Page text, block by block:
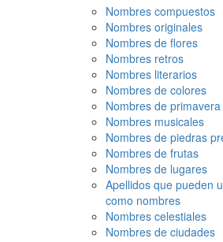
Nombres compuestos
Nombres originales
Nombres de flores
Nombres retros
Nombres literarios
Nombres de colores
Nombres de primavera
Nombres musicales
Nombres de piedras
Nombres de frutas
Nombres de lugares
Apellidos que pueden
como nombres
Nombres celestiales
Nombres de ciudades